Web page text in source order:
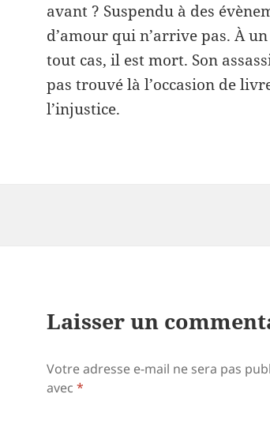
avant ? Suspendu à des
d’amour qui n’arrive pas. À
tout cas, il est mort. Son
pas trouvé là l’occasion de
l’injustice.
Laisser un
Votre adresse e-mail ne sera pas
avec*